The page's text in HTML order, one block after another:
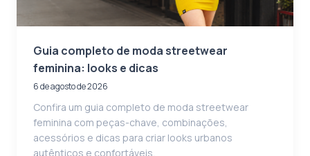
Guia completo de moda streetwear
feminina: looks e dicas
6 de agosto de 2026
Confira um guia completo de moda streetwear
feminina com peças-chave, combinações,
acessórios e dicas para criar looks urbanos
autênticos e confortáveis.